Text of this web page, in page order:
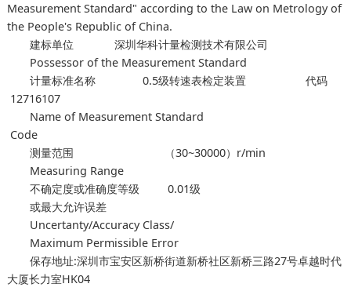
Measurement Standard" according to the Law on Metrology of
the People's Republic of China.
建标单位 深圳华科计量检测技术有限公司
Possessor of the Measurement Standard
计量标准名称 0.5级转速表检定装置 代码
12716107
Name of Measurement Standard
Code
测量范围 （30~30000）r/min
Measuring Range
不确定度或准确度等级 0.01级
或最大允许误差
Uncertanty/Accuracy Class/
Maximum Permissible Error
保存地址:深圳市宝安区新桥街道新桥社区新桥三路27号卓越时代
大厦长力室HK04